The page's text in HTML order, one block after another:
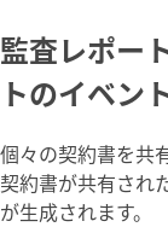
監査レポー
トのイベン
個々の契約書を共
契約書が共有され
が生成されます。